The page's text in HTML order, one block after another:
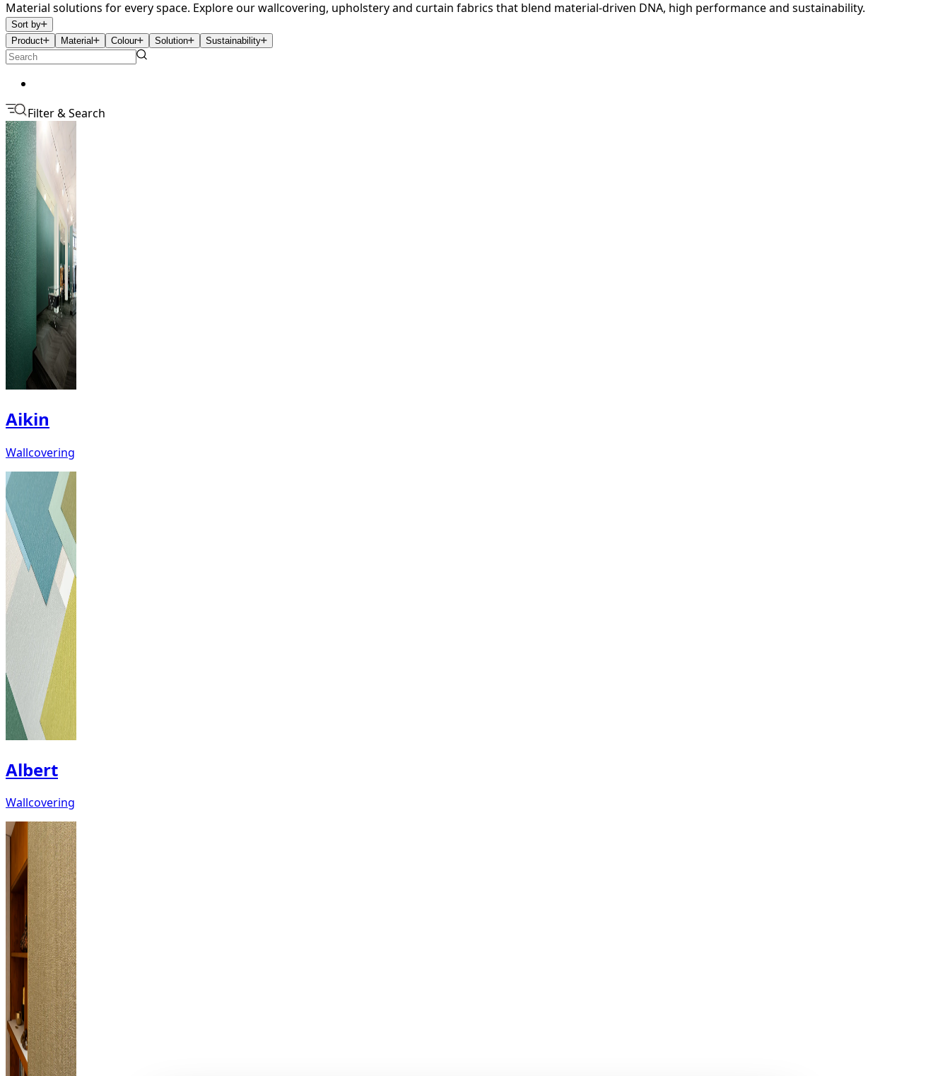
Material solutions for every space. Explore our wallcovering, upholstery and curtain fabrics that blend material-driven DNA, high performance and sustainability.
Sort by
Product
Material Colour Solution Sustainability
Filter & Search
Aikin
Wallcovering
Albert
Wallcovering